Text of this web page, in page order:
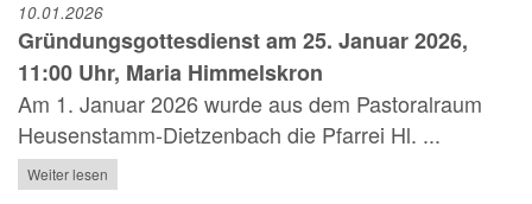
10.01.2026
Gründungsgottesdienst am 25. Januar 2026,
11:00 Uhr, Maria Himmelskron
Am 1. Januar 2026 wurde aus dem Pastoralraum
Heusenstamm-Dietzenbach die Pfarrei Hl. ...
Weiter lesen